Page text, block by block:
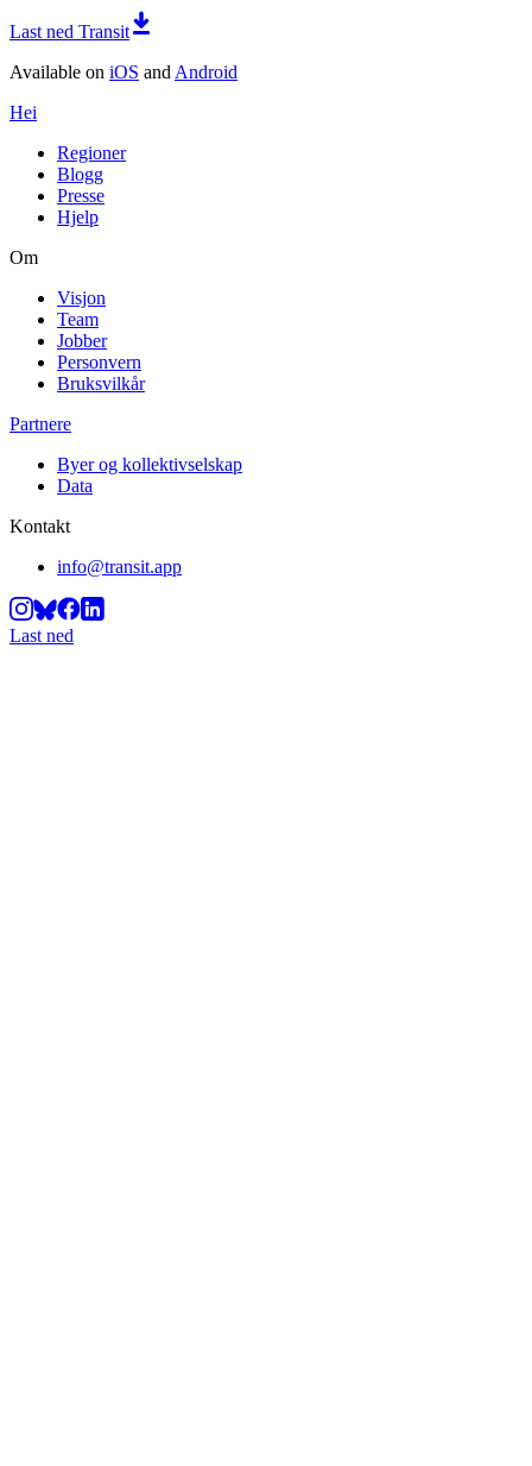
Last ned Transit
Available on iOS and Android
Hei
Regioner
Blogg
Presse
Hjelp
Om
Visjon
Team
Jobber
Personvern
Bruksvilkår
Partnere
Byer og kollektivselskap
Data
Kontakt
info@transit.app
Last ned